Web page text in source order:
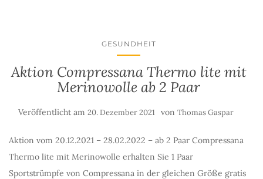
GESUNDHEIT
Aktion Compressana Thermo lite mit
Merinowolle ab 2 Paar
Veröffentlicht am 20. Dezember 2021 von Thomas Gaspar
Aktion vom 20.12.2021 – 28.02.2022 – ab 2 Paar Compressana
Thermo lite mit Merinowolle erhalten Sie 1 Paar
Sportstrümpfe von Compressana in der gleichen Größe gratis